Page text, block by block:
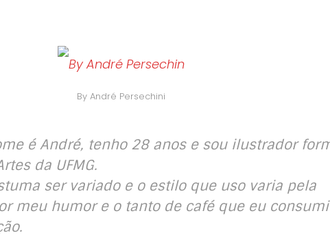
By André Persechini
é André, tenho 28 anos e sou ilustrador
da UFMG.
ser variado e o estilo que uso varia pela
meu humor e o tanto de café que eu